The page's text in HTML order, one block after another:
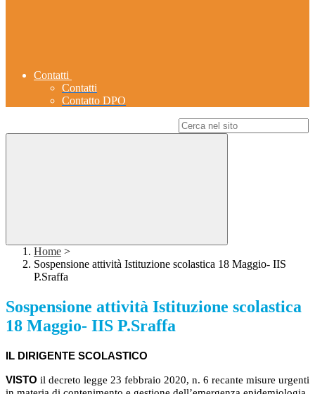
Contatti
Contatti
Contatto DPO
Home >
Sospensione attività Istituzione scolastica 18 Maggio- IIS
P.Sraffa
Sospensione attività Istituzione scolastica
18 Maggio- IIS P.Sraffa
IL DIRIGENTE SCOLASTICO
VISTO il decreto legge 23 febbraio 2020, n. 6 recante misure urgenti